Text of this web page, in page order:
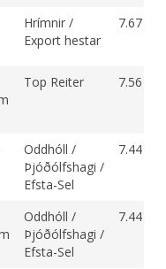
Hrímnir /
Export hestar
7.67
Top Reiter 7.56
Oddhóll /
Þjóðólfshagi /
Efsta-Sel
7.44
Oddhóll /
Þjóðólfshagi /
Efsta-Sel
7.44